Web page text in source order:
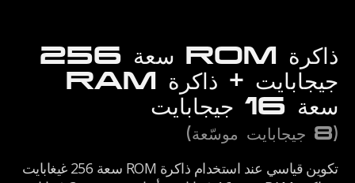
ذاكرة ROM سعة 256
جيجابايت + ذاكرة RAM
سعة 16 جيجابايت
(8 جيجابايت موسّعة)
تكوين قياسي عند استخدام ذاكرة ROM سعة 256 غيغابايت